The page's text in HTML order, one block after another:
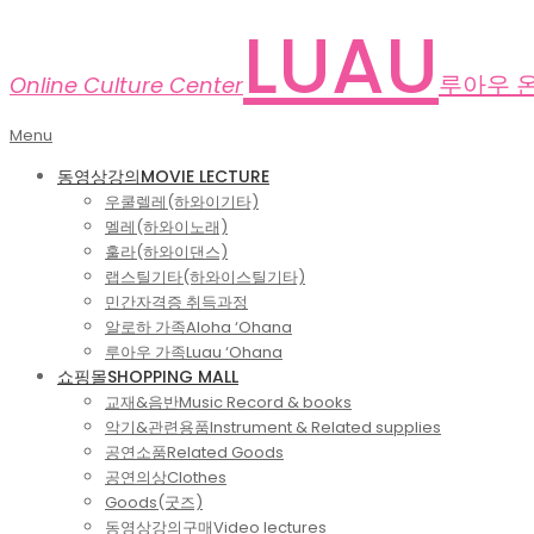
Online Culture Center LUAU 루아우
Primary
Menu
Menu
동영상강의MOVIE LECTURE
우쿨렐레(하와이기타)
멜레(하와이노래)
훌라(하와이댄스)
랩스틸기타(하와이스틸기타)
민간자격증 취득과정
알로하 가족Aloha ‘Ohana
루아우 가족Luau ‘Ohana
쇼핑몰SHOPPING MALL
교재&음반Music Record & books
악기&관련용품Instrument & Related supplies
공연소품Related Goods
공연의상Clothes
Goods(굿즈)
동영상강의구매Video lectures